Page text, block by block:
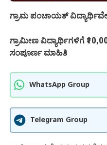
ಗ್ರಾಮ ಪಂಚಾಯತ್
ಗ್ರಾಮೀಣ ವಿದ್ಯಾರ್ಥಿಗಳಿಗೆ
ಸಂಪೂರ್ಣ ಮಾಹಿತಿ
WhatsApp Group
Telegram Group